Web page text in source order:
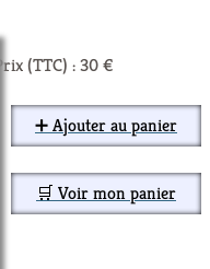
Prix (TTC) : 30 €
➕ Ajouter au panier
🛒 Voir mon panier